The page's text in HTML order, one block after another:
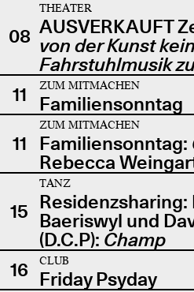
08
THEATER
AUSVERKAUFT
von der Kunst
Fahrstuhlmusik
11
ZUM MITMACHEN
Familiensonntag
11
ZUM MITMACHEN
Familiensonntag:
Rebecca
15
TANZ
Residenzsharing:
Baeriswyl und
(D.C.P): Champ
16
CLUB
Friday Psyday